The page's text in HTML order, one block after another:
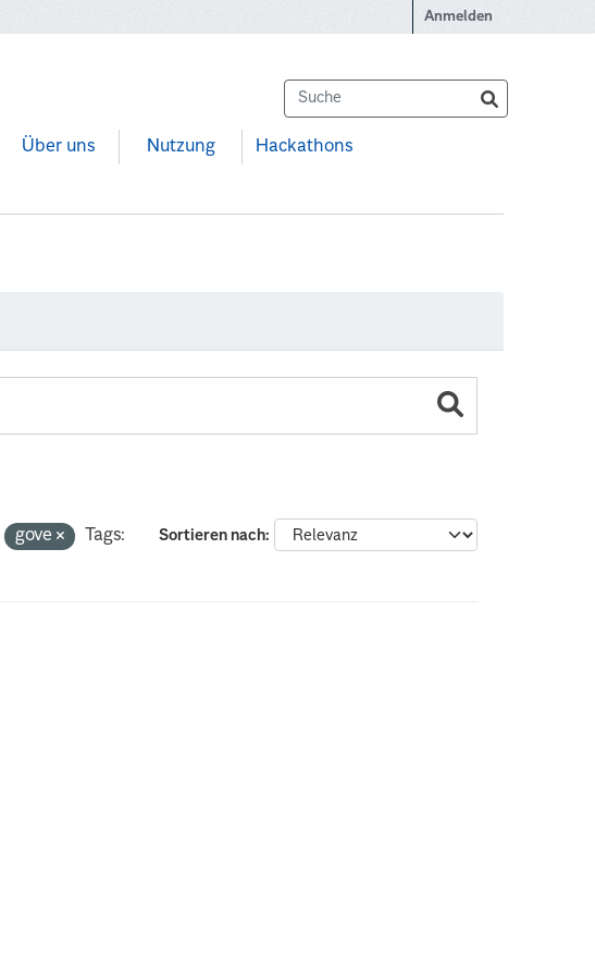
Anmelden
Über uns Nutzung Hackathons
Sortieren nach
gove
Tags: